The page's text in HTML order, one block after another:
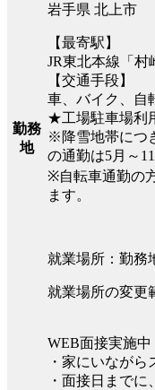
勤務
地
岩手県 北上市
【最寄駅】
JR東北本線「村
【交通手段】
車、バイク、自
★工場駐車場利
※降雪地帯につ
の通勤は5月～
※自転車通勤の
ます。
就業場所：勤務
就業場所の変更
WEB面接実施中
・家にいながら
・面接日まで